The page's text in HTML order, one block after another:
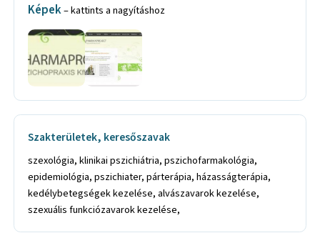
Képek– kattints a nagyításhoz
Szakterületek, keresőszavak
szexológia, klinikai pszichiátria, pszichofarmakológia,
epidemiológia, pszichiater, párterápia, házasságterápia,
kedélybetegségek kezelése, alvászavarok kezelése,
szexuális funkciózavarok kezelése,